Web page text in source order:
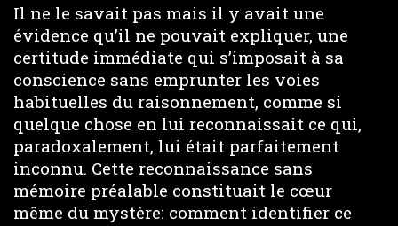
Il ne le savait pas mais il y avait une
évidence qu’il ne pouvait expliquer, une
certitude immédiate qui s’imposait à sa
conscience sans emprunter les voies
habituelles du raisonnement, comme si
quelque chose en lui reconnaissait ce qui,
paradoxalement, lui était parfaitement
inconnu. Cette reconnaissance sans
mémoire préalable constituait le cœur
même du mystère: comment identifier ce